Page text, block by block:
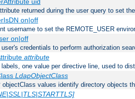
uid
returned during the user query to set
on|off
username to set the REMOTE_USER
on|off
credentials to perform authorization
attribute
one value per directive line, used to
LdapObjectClass
values identify directory objects